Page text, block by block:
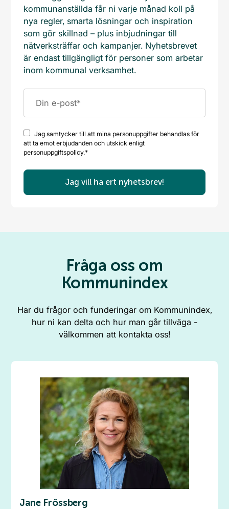
kommunanställda får ni varje månad koll på
nya regler, smarta lösningar och inspiration
som gör skillnad – plus inbjudningar till
nätverksträffar och kampanjer. Nyhetsbrevet
är endast tillgängligt för personer som arbetar
inom kommunal verksamhet.
Jag samtycker till att mina personuppgifter behandlas för
att ta emot erbjudanden och utskick enligt
personuppgiftspolicy.*
Fråga oss om
Kommunindex
Har du frågor och funderingar om Kommunindex,
hur ni kan delta och hur man går tillväga -
välkommen att kontakta oss!
Jane Frössberg